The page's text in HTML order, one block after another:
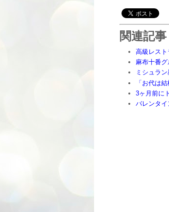
関連記事
高級レス
麻布十番
ミシュラ
「お代は
3ヶ月前に
バレンタ